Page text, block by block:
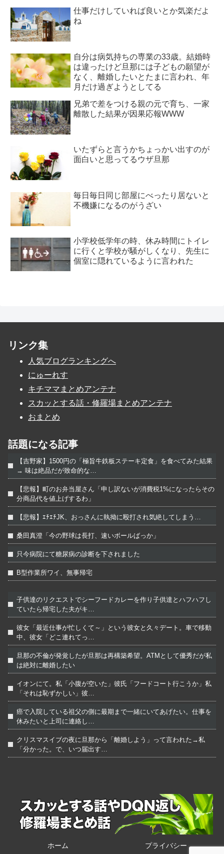
仕事だけしていれば良いとか気楽だよ
ね
自分は病気持ちの専業の33歳。結婚時
は違ったけど旦那には子どもの願望が
なく、離婚したいとたまに言われ、年
月だけ過ぎようとしてる
兄弟で差をつける親の元で育ち、一家
離散した結果が因果応報WWW
いたずらと言うかちょっかい出すのが
面白いと思ってるウザ旦那
毎日毎日同じ部屋にべったり居ないと
不機嫌になるのがうざい
小学校低学年の時、休み時間にトイレ
に行くと学校が騒がしくなり、先生に
個室に隠れているように言われた
リンク集
人気ブログランキングへ
にゅーれす
キチママまとめアンテナ
スカッとする話・修羅場まとめアンテナ
おまとめ
話題になる記事
【吉野家】1500円の「極旨牛鉄板ステーキ定食」を食べてみた結果
→ 味は絶品だが致命的な…
【悲報】町のお弁当屋さん「申し訳ないが消費税1%になったらその
分商品代を値上げするわ」
【悲報】ｴﾁｴﾁJK、おっさんに執拗に殴打され気絶してしまう…
桑田真澄「今の野球は長打、速いボールばっか」
只今病院にて糖尿病の診断を下されました
B型作業所ワイ、無事帰宅
子供達のリクエストでシーフードカレーを作り子供達とハフハフし
ていたら帰宅した夫がキ…
彼女「最近仕事が忙しくて～」という彼女と久々デート。車で移動
中、彼女「どこ連れてっ…
旦那の不倫が発覚したが旦那は再構築希望。ATMとして優秀だが私
は絶対に離婚したい
イオンにて。私「小腹が空いた」彼氏「フードコート行こうか」私
「それは恥ずかしい」彼…
癌で入院している祖父の側に最期まで一緒にいてあげたい。仕事を
休みたいと上司に連絡し…
クリスマスイブの夜に旦那から「離婚しよう」って言われた→私
「分かった。で、いつ届出す…
ホーム プライバシー